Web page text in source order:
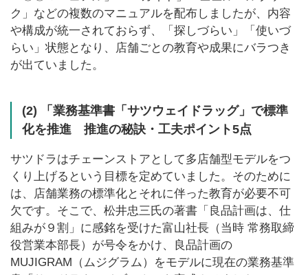
ク」などの複数のマニュアルを配布しましたが、内容
や構成が統一されておらず、「探しづらい」「使いづ
らい」状態となり、店舗ごとの教育や成果にバラつき
が出ていました。
(2) 「業務基準書「サツウェイドラッグ」で標準
化を推進 推進の秘訣・工夫ポイント5点
サツドラはチェーンストアとして多店舗型モデルをつ
くり上げるという目標を定めていました。そのために
は、店舗業務の標準化とそれに伴った教育が必要不可
欠です。そこで、松井忠三氏の著書「良品計画は、仕
組みが９割」に感銘を受けた富山社長（当時 常務取締
役営業本部長）が号令をかけ、良品計画の
MUJIGRAM（ムジグラム）をモデルに現在の業務基準